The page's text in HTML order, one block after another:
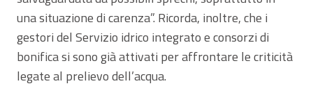
una situazione di carenza”. Ricorda, inoltre, che i
gestori del Servizio idrico integrato e consorzi di
bonifica si sono già attivati per affrontare le criticità
legate al prelievo dell’acqua.